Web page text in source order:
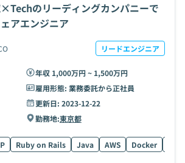
のリーディングカンパニーで
アエンジニア
リードエンジニア
年収 1,000万円 ~ 1,500万円
雇用形態: 業務委託から正社員
更新日: 2023-12-22
勤務地:東京都
Ruby on Rails Java AWS Docker